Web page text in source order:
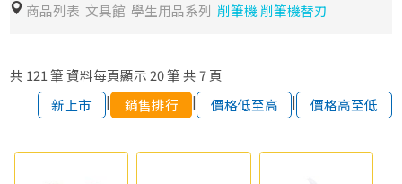
商品列表 文具館 學生用品系列 削筆機 削筆機替刃
共 121 筆 資料每頁顯示 20筆 共 7頁
新上市
| 銷售排行 | 價格低至高 | 價格高至低